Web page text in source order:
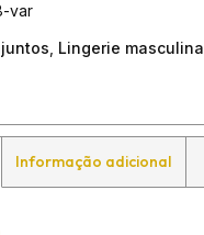
var
Lingerie masculina
Informação adicional